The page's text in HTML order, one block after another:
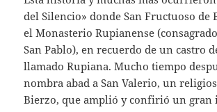
del Silencio» donde San Fructuoso de
el Monasterio Rupianense
San Pablo), en recuerdo de un castro
llamado Rupiana. Mucho tiempo
nombra abad a San Valerio, un
Bierzo, que amplió y confirió un gran